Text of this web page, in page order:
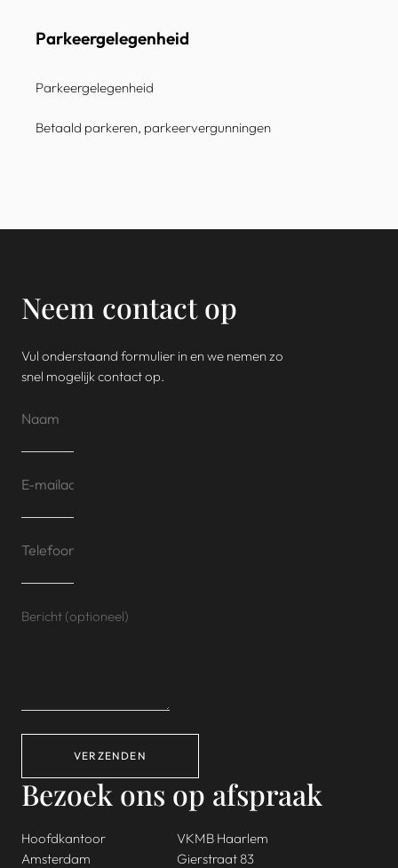
Parkeergelegenheid
Parkeergelegenheid
Betaald parkeren, parkeervergunningen
Neem contact op
Vul onderstaand formulier in en we nemen zo
snel mogelijk contact op.
VERZENDEN
Bezoek ons op afspraak
Hoofdkantoor
Amsterdam
VKMB Haarlem
Gierstraat 83